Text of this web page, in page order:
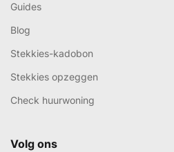
Guides
Blog
Stekkies-kadobon
Stekkies opzeggen
Check huurwoning
Volg ons